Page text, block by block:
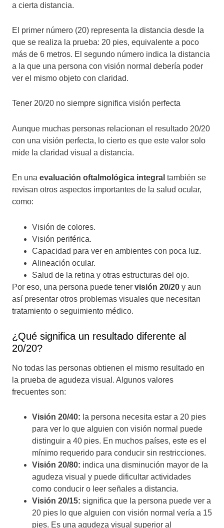
a cierta distancia.
El primer número (20) representa la distancia desde la
que se realiza la prueba: 20 pies, equivalente a poco
más de 6 metros. El segundo número indica la distancia
a la que una persona con visión normal debería poder
ver el mismo objeto con claridad.
Tener 20/20 no siempre significa visión perfecta
Aunque muchas personas relacionan el resultado 20/20
con una visión perfecta, lo cierto es que este valor solo
mide la claridad visual a distancia.
En una evaluación oftalmológica integral también se
revisan otros aspectos importantes de la salud ocular,
como:
Visión de colores.
Visión periférica.
Capacidad para ver en ambientes con poca luz.
Alineación ocular.
Salud de la retina y otras estructuras del ojo.
Por eso, una persona puede tener visión 20/20 y aun
así presentar otros problemas visuales que necesitan
tratamiento o seguimiento médico.
¿Qué significa un resultado diferente al
20/20?
No todas las personas obtienen el mismo resultado en
la prueba de agudeza visual. Algunos valores
frecuentes son:
Visión 20/40: la persona necesita estar a 20 pies
para ver lo que alguien con visión normal puede
distinguir a 40 pies. En muchos países, este es el
mínimo requerido para conducir sin restricciones.
Visión 20/80: indica una disminución mayor de la
agudeza visual y puede dificultar actividades
como conducir o leer señales a distancia.
Visión 20/15: significa que la persona puede ver a
20 pies lo que alguien con visión normal vería a 15
pies. Es una agudeza visual superior al